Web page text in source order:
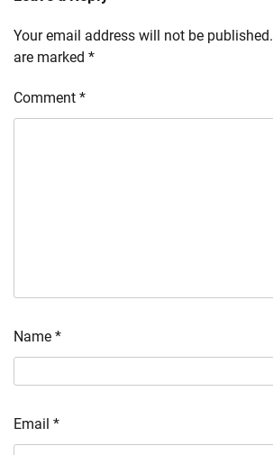
Your email address will not be published.
are marked *
Comment *
Name *
Email *